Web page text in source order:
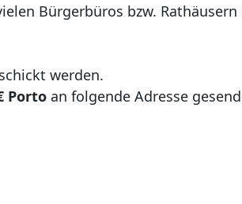
Bürgerbüros bzw. Rathäusern
werden.
Portoan folgende Adresse